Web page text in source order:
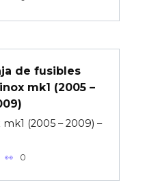
de fusibles
mk1 (2005 –
(2005 – 2009) –
0